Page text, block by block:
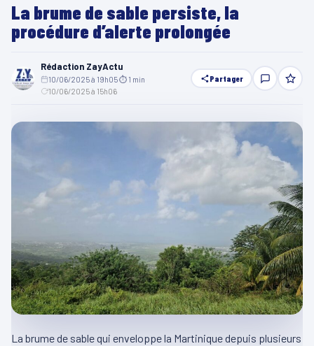
La brume de sable persiste, la
procédure d’alerte prolongée
Rédaction ZayActu
10/06/2025 à 19h05⏱ 1 min
10/06/2025 à 15h06
Partager
La brume de sable qui enveloppe la Martinique depuis plusieurs